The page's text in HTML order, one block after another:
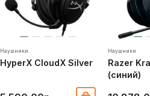
Наушники
HyperX CloudX Silver
Наушники
Razer
(синий)